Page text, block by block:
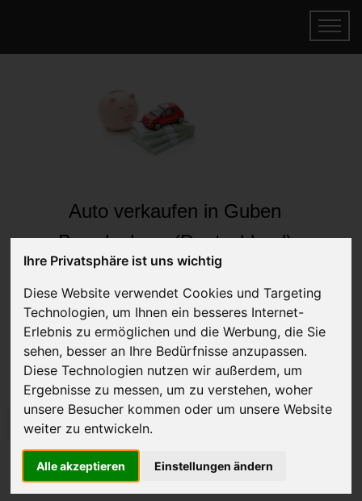
Ihre Privatsphäre ist uns wichtig
Diese Website verwendet Cookies und Targeting
Technologien, um Ihnen ein besseres Internet-
Erlebnis zu ermöglichen und die Werbung, die Sie
sehen, besser an Ihre Bedürfnisse anzupassen.
Diese Technologien nutzen wir außerdem, um
Ergebnisse zu messen, um zu verstehen, woher
unsere Besucher kommen oder um unsere Website
weiter zu entwickeln.
Alle akzeptieren Einstellungen ändern
Auto verkaufen in Guben
Brandenburg (Deutschland)
Online Auto verkaufen & gratis abholen
lassen
Auf Wunsch sofort Geld für Ihr Auto erhalten
JETZT KOSTENLOSE BEWERTUNG
Kostenloses Angebot
für den Ankauf Ihres Autos inklusive der
Abholung, auf Wunsch sofort Geld. Ihre Daten werden nicht mit Dritten